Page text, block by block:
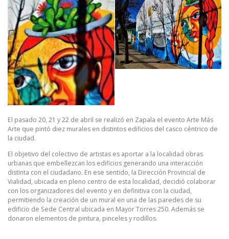
El pasado 20, 21 y 22 de abril se realizó en Zapala el evento Arte Más
Arte que pintó diez murales en distintos edificios del casco céntrico de
la ciudad.
El objetivo del colectivo de artistas es aportar a la localidad obras
urbanas que embellezcan los edificios generando una interacción
distinta con el ciudadano. En ese sentido, la Dirección Provincial de
Vialidad, ubicada en pleno centro de esta localidad, decidió colaborar
con los organizadores del evento y en definitiva con la ciudad,
permitiendo la creación de un mural en una de las paredes de su
edificio de Sede Central ubicada en Mayor Torres 250. Además se
donaron elementos de pintura, pinceles y rodillos.